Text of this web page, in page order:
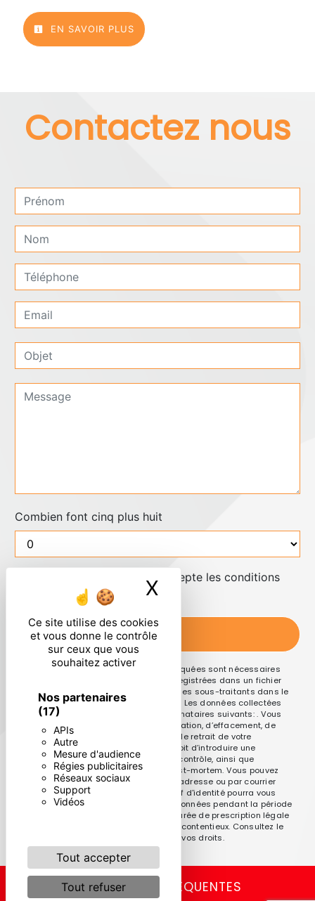
Ce site utilise des cookies
et vous donne le contrôle
sur ceux que vous
souhaitez activer
Nos partenaires
(17)
APIs
Autre
Mesure d'audience
Régies publicitaires
Réseaux sociaux
Support
Vidéos
Tout accepter
Tout refuser
X Masquer le
EN SAVOIR PLUS
Contactez nous
Combien font cinq plus huit
En cochant cette case, j'accepte les conditions
particulières ci-dessous **
ENVOYER
** Les données personnelles communiquées sont nécessaires
aux fins de vous contacter et sont enregistrées dans un fichier
informatisé. Elles sont destinées à et ses sous-traitants dans le
seul but de répondre à votre message. Les données collectées
seront communiquées aux seuls destinataires suivants: . Vous
disposez de droits d’accès, de rectification, d’effacement, de
portabilité, de limitation, d’opposition, de retrait de votre
consentement à tout moment et du droit d’introduire une
réclamation auprès d’une autorité de contrôle, ainsi que
d’organiser le sort de vos données post-mortem. Vous pouvez
exercer ces droits par voie postale à l'adresse ou par courrier
électronique à l'adresse . Un justificatif d'identité pourra vous
être demandé. Nous conservons vos données pendant la période
de prise de contact puis pendant la durée de prescription légale
aux fins probatoires et de gestion des contentieux. Consultez le
site cnil.fr pour plus d’informations sur vos droits.
RECHERCHES FRÉQUENTES